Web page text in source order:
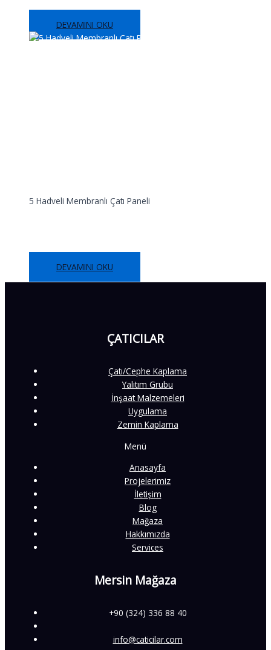
DEVAMINI OKU
5 Hadveli Membranlı Çatı Paneli
DEVAMINI OKU
ÇATICILAR
Çatı/Cephe Kaplama
Yalıtım Grubu
İnşaat Malzemeleri
Uygulama
Zemin Kaplama
Menü
Anasayfa
Projelerimiz
İletişim
Blog
Mağaza
Hakkımızda
Services
Mersin Mağaza
+90 (324) 336 88 40
info@caticilar.com